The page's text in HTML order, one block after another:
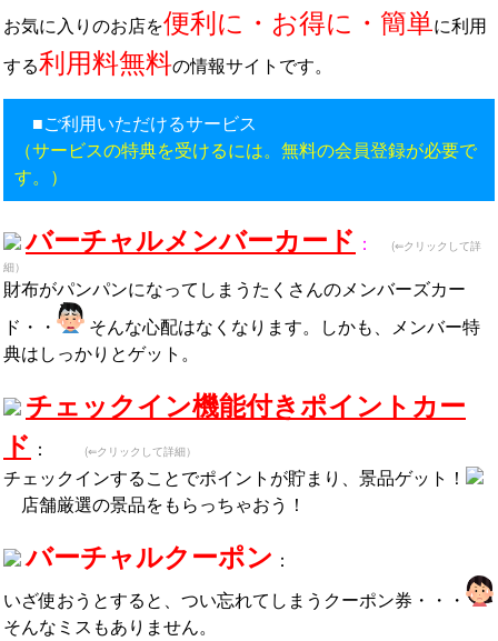
お気に入りのお店を便利に・お得に・簡単に利用
する利用料無料の情報サイトです。
■ご利用いただけるサービス
（サービスの特典を受けるには。無料の会員登録が必要で
す。）
バーチャルメンバーカード ：
(⇐クリックして詳
細）
財布がパンパンになってしまうたくさんのメンバーズカー
ド・・
そんな心配はなくなります。しかも、メンバー特
典はしっかりとゲット。
チェックイン機能付きポイントカー
ド ： (⇐クリックして詳細）
チェックインすることでポイントが貯まり、景品ゲット！
店舗厳選の景品をもらっちゃおう！
バーチャルクーポン ：
いざ使おうとすると、つい忘れてしまうクーポン券・・・
そんなミスもありません。